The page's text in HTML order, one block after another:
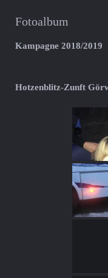
Fotoalbum
Kampagne 2018/2019
Hotzenblitz-Zunft